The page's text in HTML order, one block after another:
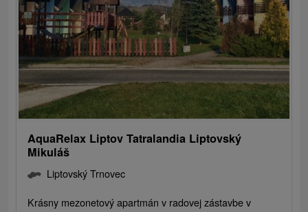
AquaRelax Liptov Tatralandia Liptovský
Mikuláš
Liptovský Trnovec
Krásny mezonetový apartmán v radovej zástavbe v